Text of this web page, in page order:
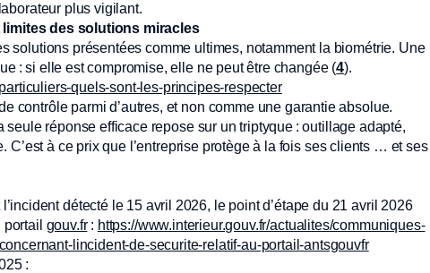
plus vigilant.
des solutions miracles
solutions présentées comme ultimes, notamment la biométrie. Une
: si elle est compromise, elle ne peut être changée (4).
quels-sont-les-principes-respecter
contrôle parmi d’autres, et non comme une garantie absolue.
réponse efficace repose sur un triptyque : outillage adapté,
à ce prix que l’entreprise protège à la fois ses clients … et ses
détecté le 15 avril 2026, le point d’étape du 21 avril 2026
gouv.fr: https://www.interieur.gouv.fr/actualites/communiques-
lincident-de-securite-relatif-au-portail-antsgouvfr
: